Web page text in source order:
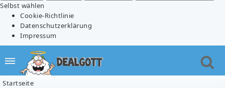
Selbst wählen
Cookie-Richtlinie
Datenschutzerklärung
Impressum
Startseite